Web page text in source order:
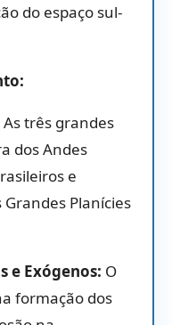
do espaço sul-
As três grandes
dos Andes
e
Planícies
e Exógenos: O
formação dos